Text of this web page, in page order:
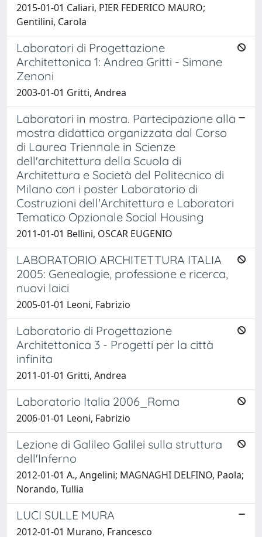
2015-01-01 Caliari, PIER FEDERICO MAURO;
Gentilini, Carola
Laboratori di Progettazione
Architettonica 1: Andrea Gritti - Simone
Zenoni
2003-01-01 Gritti, Andrea
Laboratori in mostra. Partecipazione alla
mostra didattica organizzata dal Corso
di Laurea Triennale in Scienze
dell'architettura della Scuola di
Architettura e Società del Politecnico di
Milano con i poster Laboratorio di
Costruzioni dell'Architettura e Laboratori
Tematico Opzionale Social Housing
2011-01-01 Bellini, OSCAR EUGENIO
LABORATORIO ARCHITETTURA ITALIA
2005: Genealogie, professione e ricerca,
nuovi laici
2005-01-01 Leoni, Fabrizio
Laboratorio di Progettazione
Architettonica 3 - Progetti per la città
infinita
2011-01-01 Gritti, Andrea
Laboratorio Italia 2006_Roma
2006-01-01 Leoni, Fabrizio
Lezione di Galileo Galilei sulla struttura
dell'Inferno
2012-01-01 A., Angelini; MAGNAGHI DELFINO, Paola;
Norando, Tullia
LUCI SULLE MURA
2012-01-01 Murano, Francesco